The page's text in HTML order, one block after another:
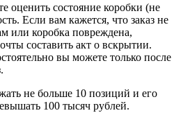
оценить состояние коробки (не
Если вам кажется, что заказ не
или коробка повреждена,
составить акт о вскрытии.
вы можете только после
не больше 10 позиций и его
100 тысяч рублей.